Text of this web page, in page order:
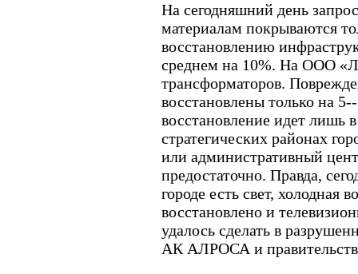
На сегодняшний день
материалам покрываются
восстановлению
среднем на 10%. На ООО
трансформаторов.
восстановлены только на
восстановление идет лишь
стратегических районах
или административный
предостаточно. Правда,
городе есть свет, холодная
восстановлено и
удалось сделать в
АК АЛРОСА и